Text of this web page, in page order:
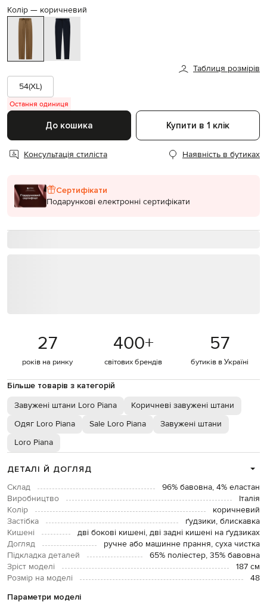
Колір — коричневий
Таблиця розмірів
54(XL)
Остання одиниця
До кошика Купити в 1 клік
Консультація стиліста Наявність в бутиках
Сертифікати
Подарункові електронні сертифікати
27
років на ринку
400+
світових брендів
57
бутиків в Україні
Більше товарів з категорій
Завужені штани Loro Piana
Коричневі завужені штани
Одяг Loro Piana
Sale Loro Piana
Завужені штани
Loro Piana
ДЕТАЛІ Й ДОГЛЯД
Склад
96% бавовна, 4% еластан
Виробництво
Італія
Колір
коричневий
Застібка
ґудзики, блискавка
Кишені
дві бокові кишені, дві задні кишені на ґудзиках
Догляд
ручне або машинне прання, суха чистка
Підкладка деталей
65% поліестер, 35% бавовна
Зріст моделі
187 см
Розмір на моделі
48
Параметри моделі